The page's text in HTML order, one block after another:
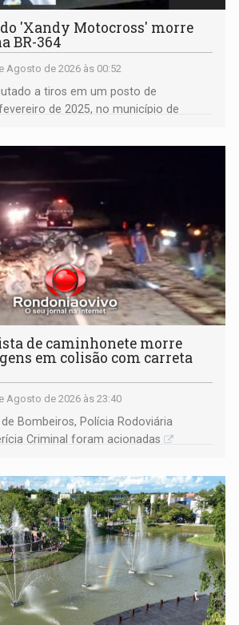
do 'Xandy Motocross' morre
BR-364
Agosto de 2026 às 00:52
a tiros em um posto de
de 2025, no município de
de caminhonete morre
em colisão com carreta
Agosto de 2026 às 23:40
Bombeiros, Polícia Rodoviária
Criminal foram acionadas